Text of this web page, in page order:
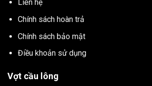
Liên hệ
Chính sách hoàn trả
Chính sách bảo mật
Điều khoản sử dụng
Vợt cầu lông